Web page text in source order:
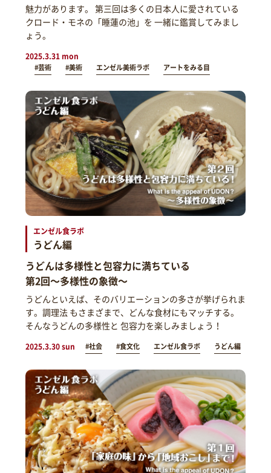
魅力があります。 第三回は多くの日本人に愛されている
クロード・モネの「睡蓮の池」を 一緒に鑑賞してみまし
ょう。
2025.3.31 mon
#芸術 #美術 エンゼル美術ラボ アートをみる目
エンゼル食ラボ
うどん編
うどんは多様性と包容力に満ちている
第2回～多様性の象徴～
うどんといえば、そのバリエーションの多さが挙げられま
す。調理法 もさまざまで、どんな食材にもマッチする。
そんなうどんの多様性と 包容力を楽しみましょう！
2025.3.30 sun #社会 #食文化 エンゼル食ラボ うどん編